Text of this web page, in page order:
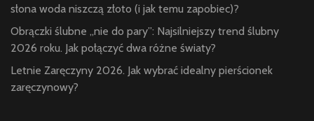
słona woda niszczą złoto (i jak temu zapobiec)?
Obrączki ślubne „nie do pary”: Najsilniejszy trend ślubny
2026 roku. Jak połączyć dwa różne światy?
Letnie Zaręczyny 2026. Jak wybrać idealny pierścionek
zaręczynowy?